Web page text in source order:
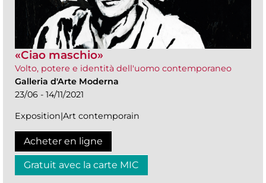
«Ciao maschio»
Volto, potere e identità dell'uomo contemporaneo
Galleria d'Arte Moderna
23/06 - 14/11/2021
Exposition|Art contemporain
Acheter en ligne
Gratuit avec la carte MIC